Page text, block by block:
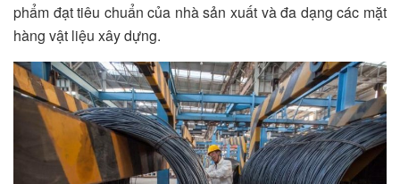
phẩm đạt tiêu chuẩn của nhà sản xuất và đa dạng các mặt
hàng vật liệu xây dựng.